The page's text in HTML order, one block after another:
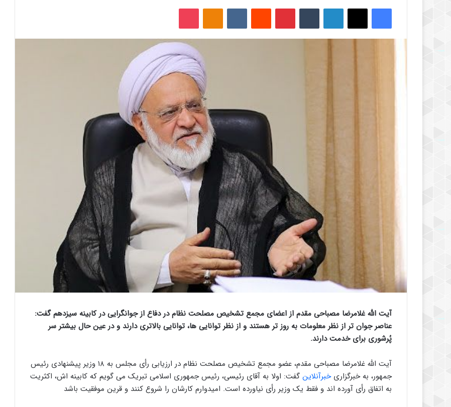
فیس بوک لینکدین ‫پین‌ترست ‫رددیت
آیت الله غلامرضا مصباحی مقدم از اعضای مجمع تشخیص مصلحت نظام در دفاع از جوانگرایی در کابینه سیزدهم گفت:
عناصر جوان تر از نظر معلومات به روز تر هستند و از نظر توانایی ها، توانایی بالاتری دارند و در عین حال بیشتر سر
پُرشوری برای خدمت دارند.
آیت الله غلامرضا مصباحی مقدم، عضو مجمع تشخیص مصلحت نظام در ارزیابی رأی مجلس به ۱۸ وزیر پیشنهادی رئیس
جمهور، به خبرگزاریخبرآنلاین گفت: اولا به آقای رئیسی، رئیس جمهوری اسلامی تبریک می گویم که کابینه اش، اکثریت
به اتفاق رأی آورده اند و فقط یک وزیر رأی نیاورده است. امیدوارم کارشان را شروع کنند و قرین موفقیت باشد